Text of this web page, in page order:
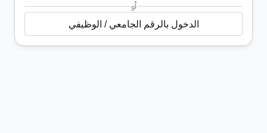
أو
الدخول بالرقم الجامعي / الوظيفي